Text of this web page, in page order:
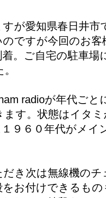
が愛知県春日井市
ですが今回のお
。ご自宅の駐車場
radioが年代ご
す。状態はイタ
９６０年代がメイ
だき次は無線機の
お付けできるも